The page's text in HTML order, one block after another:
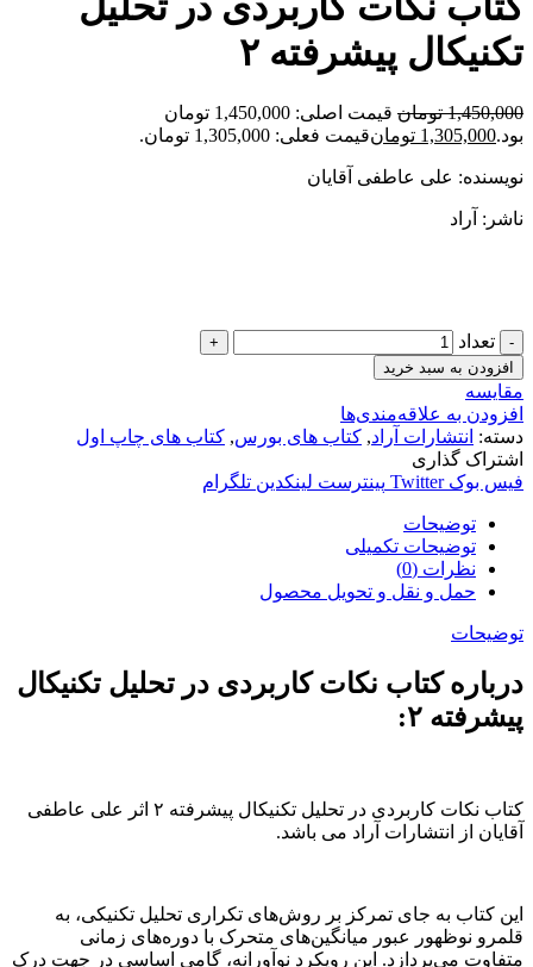
تکنیکال پیشرفته ۲
1,450,000 تومان
قیمت اصلی: 1,450,000 تومان
بود.1,305,000 تومانقیمت فعلی: 1,305,000 تومان.
نویسنده: علی عاطفی آقایان
ناشر: آراد
تعداد
افزودن به سبد خرید
مقایسه
افزودن به علاقه‌مندی‌ها
دسته: انتشارات آراد, کتاب های بورس, کتاب های چاپ اول
اشتراک گذاری
فیس بوک Twitter پینترست لینکدین تلگرام
توضیحات
توضیحات تکمیلی
نظرات (0)
حمل و نقل و تحویل محصول
توضیحات
درباره کتاب نکات کاربردی در تحلیل تکنیکال
پیشرفته ۲:
کتاب نکات کاربردی در تحلیل تکنیکال پیشرفته ۲ اثر علی عاطفی
آقایان از انتشارات آراد می باشد.
این کتاب به جای تمرکز بر روش‌های تکراری تحلیل تکنیکی، به
قلمرو نوظهور عبور میانگین‌های متحرک با دوره‌های زمانی
متفاوت می‌پردازد. این رویکرد نوآورانه، گامی اساسی در جهت درک